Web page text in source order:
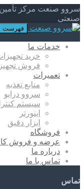
سروو صنعت مرکز تأمین
صنعتی
فهرست
خدمات ما
خرید
فروش
تعمیرات
منابع تغذیه
سروو درایو
سیستم
اینورتر
ابزار دقیق
فروشگاه
عرضه و فروش
درباره ما
تماس با ما
تماس